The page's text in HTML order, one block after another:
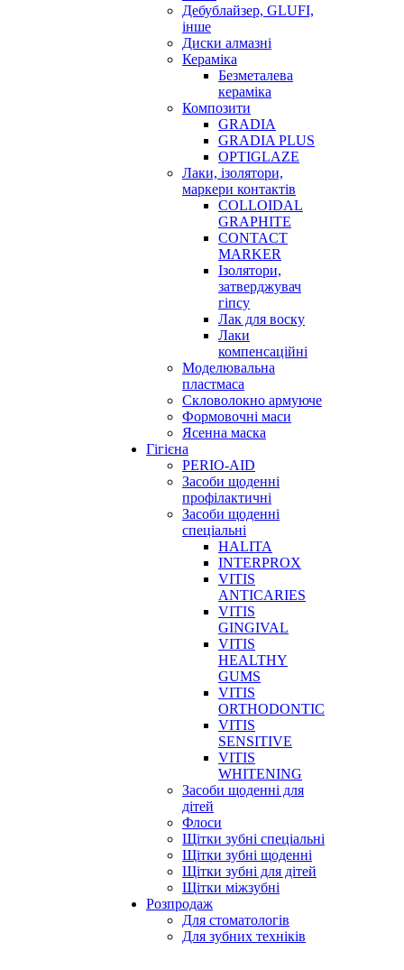
Дебублайзер, GLUFI,
інше
Диски алмазні
Кераміка
Безметалева
кераміка
Композити
GRADIA
GRADIA PLUS
OPTIGLAZE
Лаки, ізолятори,
маркери контактів
COLLOIDAL
GRAPHITE
CONTACT
MARKER
Ізолятори,
затверджувач
гіпсу
Лак для воску
Лаки
компенсаційні
Моделювальна
пластмаса
Скловолокно армуюче
Формовочні маси
Ясенна маска
Гігієна
PERIO-AID
Засоби щоденні
профілактичні
Засоби щоденні
спеціальні
HALITA
INTERPROX
VITIS
ANTICARIES
VITIS
GINGIVAL
VITIS
HEALTHY
GUMS
VITIS
ORTHODONTIC
VITIS
SENSITIVE
VITIS
WHITENING
Засоби щоденні для
дітей
Флоси
Щітки зубні спеціальні
Щітки зубні щоденні
Щітки зубні для дітей
Щітки міжзубні
Розпродаж
Для стоматологів
Для зубних техніків